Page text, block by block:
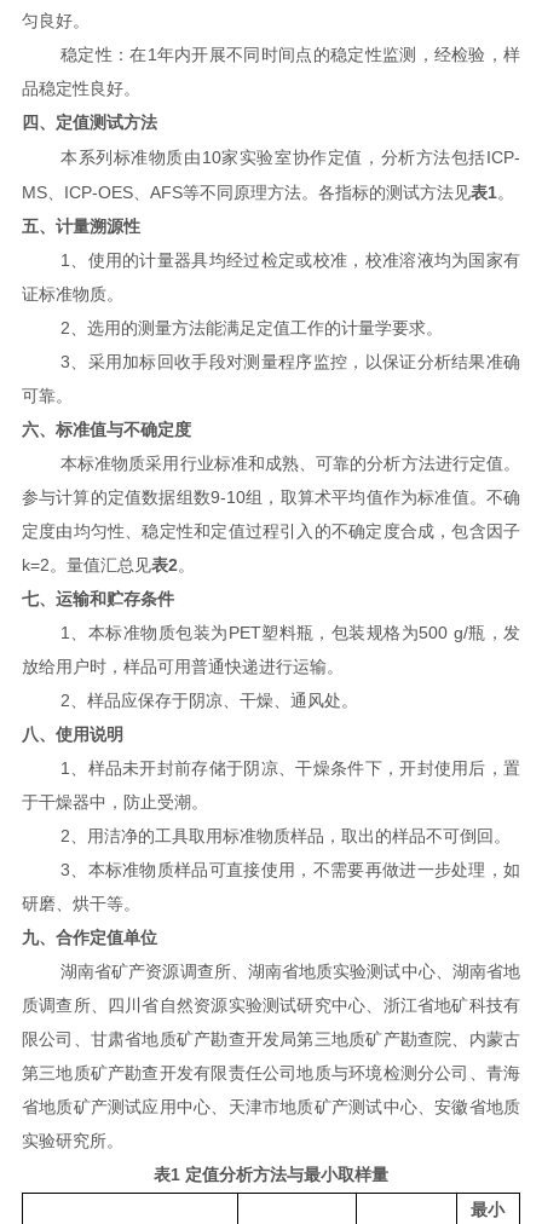
匀良好。
稳定性：在1 年内开展不同时间点的稳定性监测，经检验，样
品稳定性良好。
四、定值测试方法
本系列标准物质由 10家实验室协作定值，分析方法包括ICP-
MS、 ICP-OES、 AFS等不同原理方法。各指标的测试方法见表1。
五、计量溯源性
1 、使用的计量器具均经过检定或校准，校准溶液均为国家有
证标准物质。
2、选用的测量方法能满足定值工作的计量学要求。
3、采用加标回收手段对测量程序监控，以保证分析结果准确
可靠。
六、标准值与不确定度
本标准物质采用行业标准和成熟、可靠的分析方法进行定值。
参与计算的定值数据组数9-10组，取算术平均值作为标准值。不确
定度由均匀性、稳定性和定值过程引入的不确定度合成，包含因子
k=2。量值汇总见表2。
七、运输和贮存条件
1 、本标准物质包装为 PET塑料瓶，包装规格为500 g/瓶，发
放给用户时，样品可用普通快递进行运输。
2、样品应保存于阴凉、干燥、通风处。
八、使用说明
1 、样品未开封前存储于阴凉、干燥条件下，开封使用后，置
于干燥器中，防止受潮。
2、用洁净的工具取用标准物质样品，取出的样品不可倒回。
3、本标准物质样品可直接使用，不需要再做进一步处理，如
研磨、烘干等。
九、合作定值单位
湖南省矿产资源调查所、湖南省地质实验测试中心、湖南省地
质调查所、四川省自然资源实验测试研究中心、浙江省地矿科技有
限公司、甘肃省地质矿产勘查开发局第三地质矿产勘查院、内蒙古
第三地质矿产勘查开发有限责任公司地质与环境检测分公司、青海
省地质矿产测试应用中心、天津市地质矿产测试中心、安徽省地质
实验研究所。
表1 定值分析方法与最小取样量
最小